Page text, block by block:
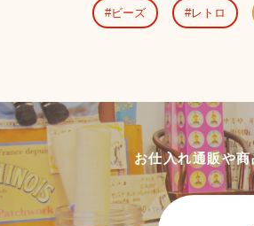
ビーズ レトロ
お仕入れ通販や